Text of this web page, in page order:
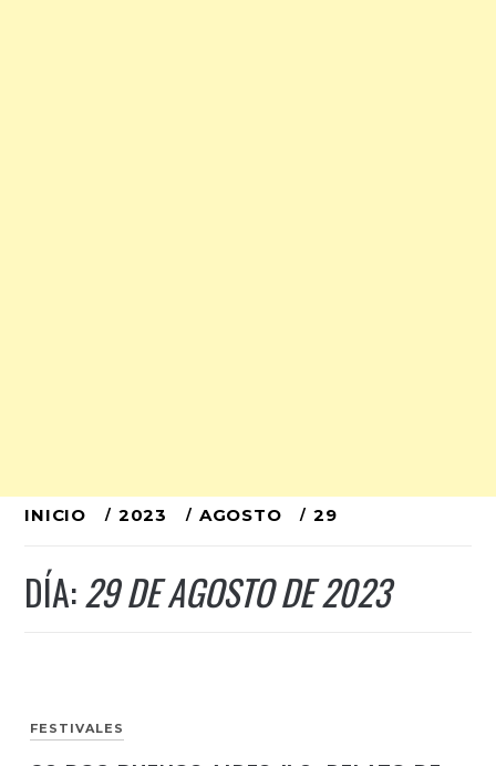
Ir
contenido
INICIO 2023 AGOSTO 29
DÍA:29 DE AGOSTO DE 2023
FESTIVALES